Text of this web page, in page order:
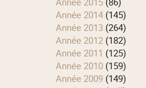
année 2014(145)
année 2013(264)
année 2012(182)
année 2011 (125)
année 2010(159)
année 2009(149)